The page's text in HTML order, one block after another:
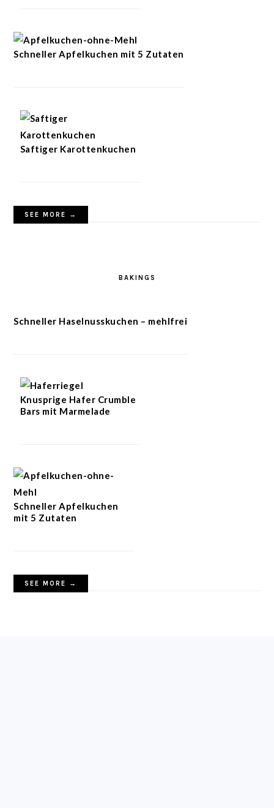
Schneller Apfelkuchen mit 5 Zutaten
Saftiger Karottenkuchen
SEE MORE →
BAKINGS
Schneller Haselnusskuchen – mehlfrei
Knusprige Hafer Crumble
Bars mit Marmelade
Schneller Apfelkuchen
mit 5 Zutaten
SEE MORE →